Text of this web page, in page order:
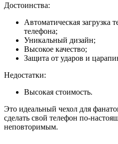
Достоинства:
Автоматическая загрузка
телефона;
Уникальный дизайн;
Высокое качество;
Защита от ударов и
Недостатки:
Высокая стоимость.
Это идеальный чехол для
сделать свой телефон по-
неповторимым.